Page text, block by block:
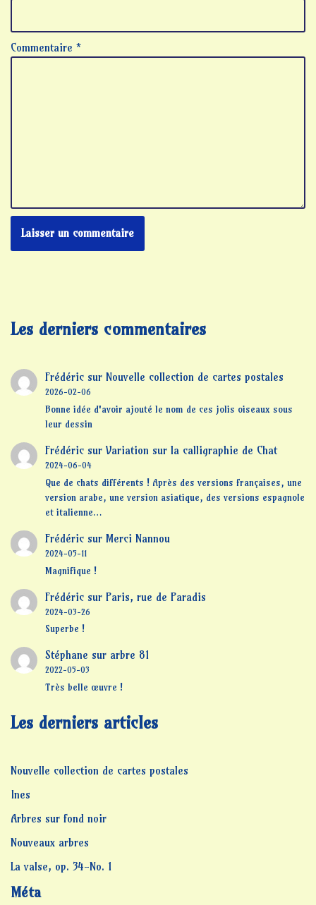
Commentaire *
Les derniers commentaires
Frédéricsur Nouvelle collection de cartes postales
2026-02-06
Bonne idée d'avoir ajouté le nom de ces jolis oiseaux sous
leur dessin
Frédéricsur Variation sur la calligraphie de Chat
2024-06-04
Que de chats différents ! Après des versions françaises, une
version arabe, une version asiatique, des versions espagnole
et italienne…
Frédéricsur Merci Nannou
2024-05-11
Magnifique !
Frédéricsur Paris, rue de Paradis
2024-03-26
Superbe !
Stéphane sur arbre 81
2022-05-03
Très belle œuvre !
Les derniers articles
Nouvelle collection de cartes postales
Ines
Arbres sur fond noir
Nouveaux arbres
La valse, op. 34-No. 1
Méta